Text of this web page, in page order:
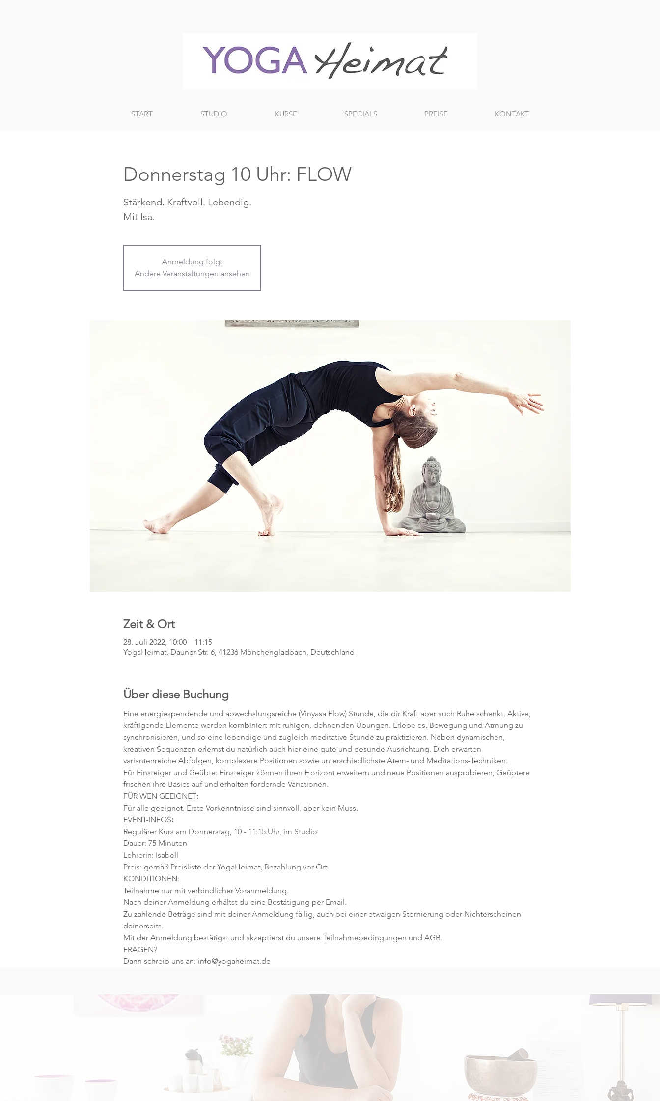
START STUDIO KURSE SPECIALS PREISE KONTAKT
Donnerstag 10 Uhr: FLOW
Stärkend. Kraftvoll. Lebendig.
Mit Isa.
Anmeldung folgt
Andere Veranstaltungen ansehen
Zeit & Ort
28. Juli 2022, 10:00 – 11:15
YogaHeimat, Dauner Str. 6, 41236 Mönchengladbach, Deutschland
Über diese Buchung
Eine energiespendende und abwechslungsreiche (Vinyasa Flow) Stunde, die dir Kraft aber auch Ruhe schenkt. Aktive,
kräftigende Elemente werden kombiniert mit ruhigen, dehnenden Übungen. Erlebe es, Bewegung und Atmung zu
synchronisieren, und so eine lebendige und zugleich meditative Stunde zu praktizieren. Neben dynamischen,
kreativen Sequenzen erlernst du natürlich auch hier eine gute und gesunde Ausrichtung. Dich erwarten
variantenreiche Abfolgen, komplexere Positionen sowie unterschiedlichste Atem- und Meditations-Techniken.
Für Einsteiger und Geübte: Einsteiger können ihren Horizont erweitern und neue Positionen ausprobieren, Geübtere
frischen ihre Basics auf und erhalten fordernde Variationen.
FÜR WEN GEEIGNET:
Für alle geeignet. Erste Vorkenntnisse sind sinnvoll, aber kein Muss.
EVENT-INFOS:
Regulärer Kurs am Donnerstag, 10 - 11:15 Uhr, im Studio
Dauer: 75 Minuten
Lehrerin: Isabell
Preis: gemäß Preisliste der YogaHeimat, Bezahlung vor Ort
KONDITIONEN:
Teilnahme nur mit verbindlicher Voranmeldung.
Nach deiner Anmeldung erhältst du eine Bestätigung per Email.
Zu zahlende Beträge sind mit deiner Anmeldung fällig, auch bei einer etwaigen Stornierung oder Nichterscheinen
deinerseits.
Mit der Anmeldung bestätigst und akzeptierst du unsere Teilnahmebedingungen und AGB.
FRAGEN?
Dann schreib uns an: info@yogaheimat.de